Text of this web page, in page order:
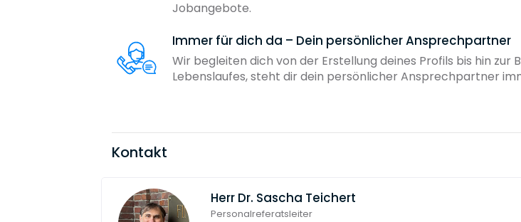
Jobangebote.
Immer für dich da – Dein persönlicher Ansprechpartner
Wir begleiten dich von der Erstellung deines Profils bis hin zur
Lebenslaufes, steht dir dein persönlicher Ansprechpartner
Kontakt
Herr Dr. Sascha Teichert
Personalreferatsleiter